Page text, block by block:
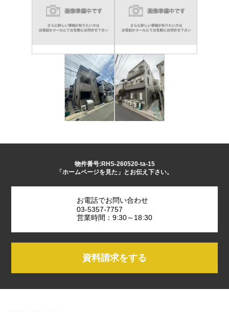
物件番号:RHS-260520-ta-15
「ホームページを見た」とお伝え下さい。
お電話でお問い合わせ
03-5357-7757
営業時間：9:30～18:30
資料請求をする